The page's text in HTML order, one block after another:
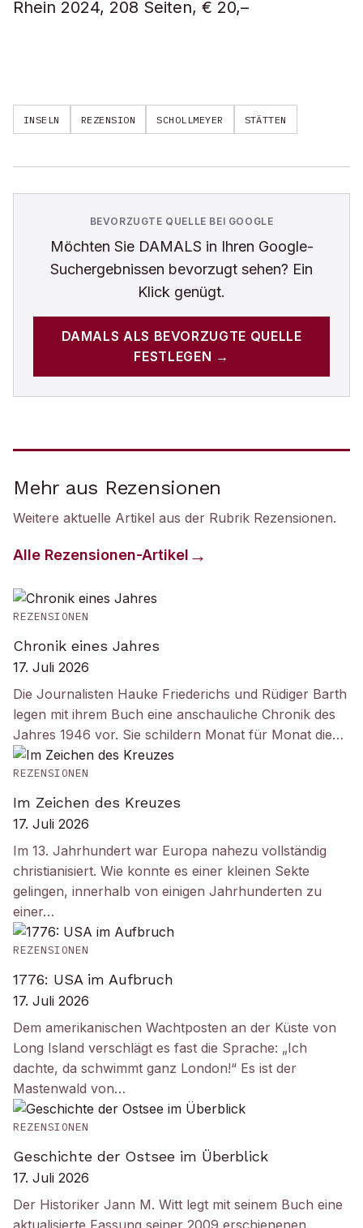
Rhein 2024, 208 Seiten, € 20,–
INSELN REZENSION SCHOLLMEYER STÄTTEN
BEVORZUGTE QUELLE BEI GOOGLE
Möchten Sie DAMALS in Ihren Google-
Suchergebnissen bevorzugt sehen? Ein
Klick genügt.
DAMALS ALS BEVORZUGTE QUELLE
FESTLEGEN →
Mehr aus Rezensionen
Weitere aktuelle Artikel aus der Rubrik Rezensionen.
Alle Rezensionen-Artikel
REZENSIONEN
Chronik eines Jahres
17. Juli 2026
Die Journalisten Hauke Friederichs und Rüdiger Barth
legen mit ihrem Buch eine anschauliche Chronik des
Jahres 1946 vor. Sie schildern Monat für Monat die…
REZENSIONEN
Im Zeichen des Kreuzes
17. Juli 2026
Im 13. Jahrhundert war Europa nahezu vollständig
christianisiert. Wie konnte es einer kleinen Sekte
gelingen, innerhalb von einigen Jahrhunderten zu
einer…
REZENSIONEN
1776: USA im Aufbruch
17. Juli 2026
Dem amerikanischen Wachtposten an der Küste von
Long Island verschlägt es fast die Sprache: „Ich
dachte, da schwimmt ganz London!“ Es ist der
Mastenwald von…
REZENSIONEN
Geschichte der Ostsee im Überblick
17. Juli 2026
Der Historiker Jann M. Witt legt mit seinem Buch eine
aktualisierte Fassung seiner 2009 erschienenen